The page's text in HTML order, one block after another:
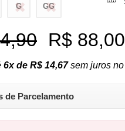
G GG
R$ 88,00
6x de R$ 14,67sem juros no
de Parcelamento